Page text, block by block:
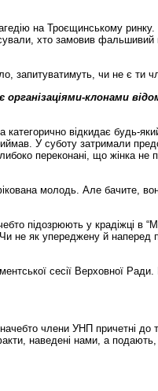
на Троєщинському
хто замовив фальшивий
запитуватимуть, чи не є ти
організаціями-клонами
відкидає будь-
У суботу затримали
переконані, що жінка не
молодь. Але бачите,
підозрюють у крадіжці в
не як упереджену й наперед
сесії Верховної
члени УНП причетні до
наведені нами, а